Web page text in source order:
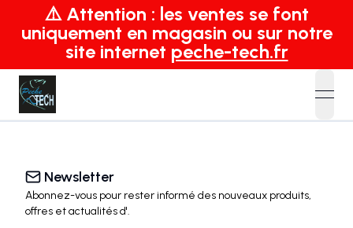
⚠️ Attention : les ventes se font
uniquement en magasin ou sur notre
site internet peche-tech.fr
Newsletter
Abonnez-vous pour rester informé des nouveaux produits,
offres et actualitésd'.